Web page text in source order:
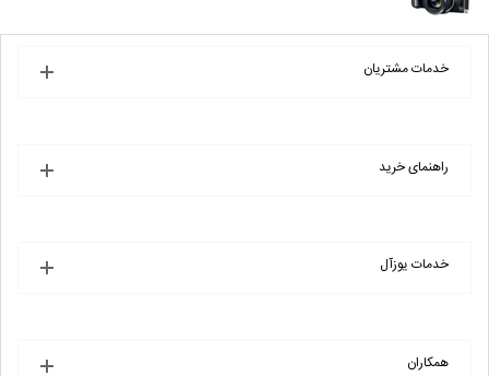
خدمات مشتریان
راهنمای خرید
خدمات یوزآل
همکاران